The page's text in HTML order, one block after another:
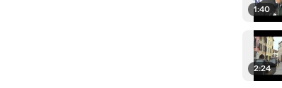
1:40
2:24